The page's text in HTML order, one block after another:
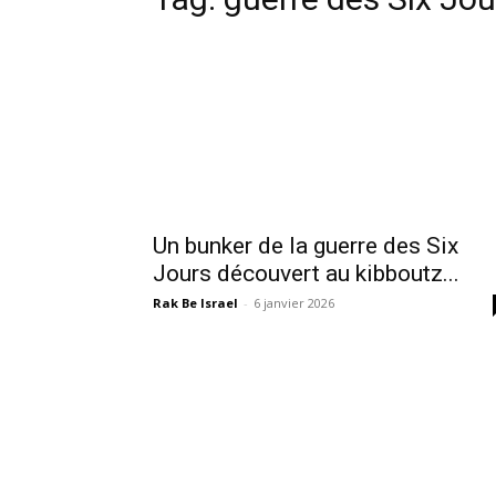
Un bunker de la guerre des Six
Jours découvert au kibboutz...
Rak Be Israel - 6 janvier 2026